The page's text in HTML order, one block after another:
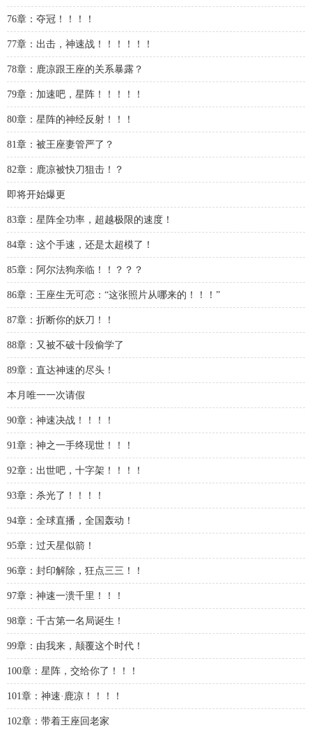
76章：夺冠！！！！
77章：出击，神速战！！！！！！
78章：鹿凉跟王座的关系暴露？
79章：加速吧，星阵！！！！！
80章：星阵的神经反射！！！
81章：被王座妻管严了？
82章：鹿凉被快刀狙击！？
即将开始爆更
83章：星阵全功率，超越极限的速度！
84章：这个手速，还是太超模了！
85章：阿尔法狗亲临！！？？？
86章：王座生无可恋：“这张照片从哪来的！！！”
87章：折断你的妖刀！！
88章：又被不破十段偷学了
89章：直达神速的尽头！
本月唯一一次请假
90章：神速决战！！！！
91章：神之一手终现世！！！
92章：出世吧，十字架！！！！
93章：杀光了！！！！
94章：全球直播，全国轰动！
95章：过天星似箭！
96章：封印解除，狂点三三！！
97章：神速一溃千里！！！
98章：千古第一名局诞生！
99章：由我来，颠覆这个时代！
100章：星阵，交给你了！！！
101章：神速·鹿凉！！！！
102章：带着王座回老家